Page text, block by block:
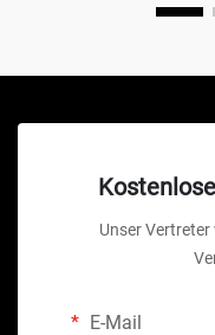
Unser
E-Mail